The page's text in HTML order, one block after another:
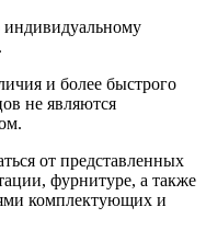
индивидуальному
и более быстрого
не являются
от представленных
фурнитуре, а также
комплектующих и